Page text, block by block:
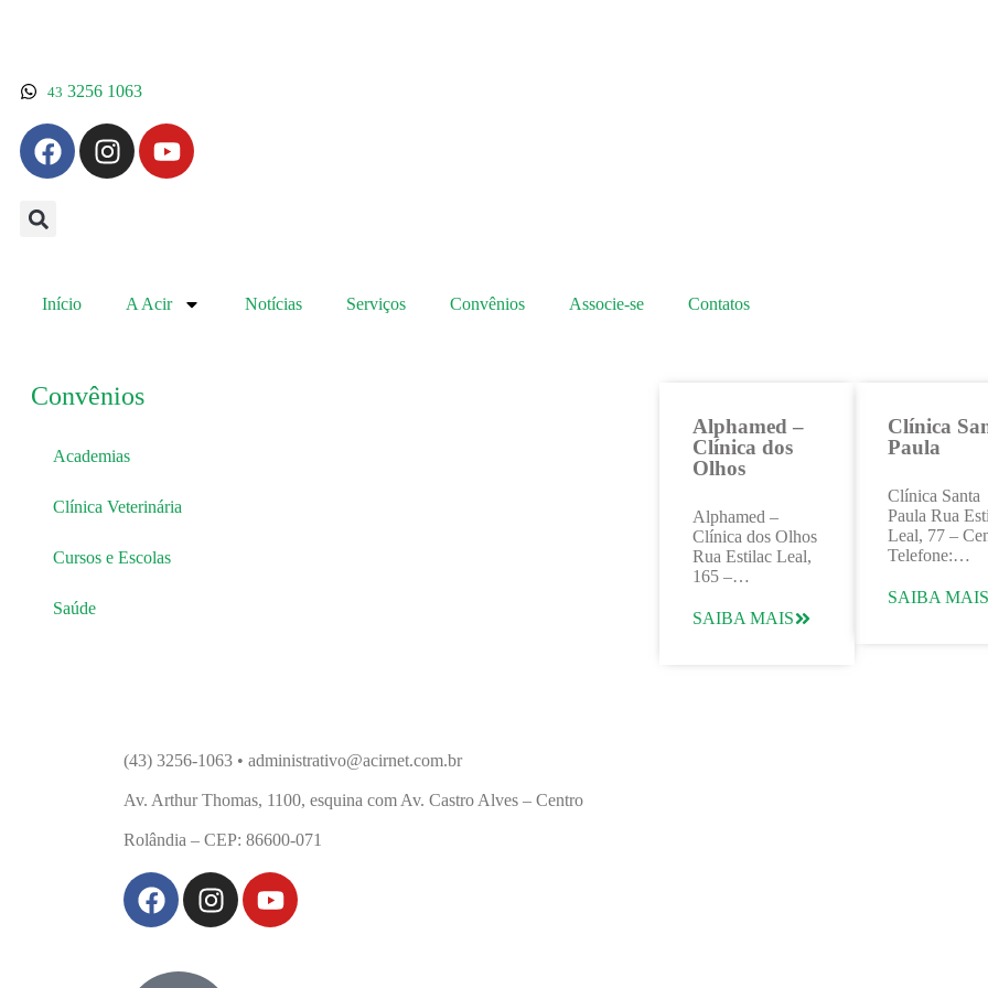
43 3256 1063
Início A Acir Notícias Serviços Convênios Associe-se Contatos
Convênios
Academias
Clínica Veterinária
Cursos e Escolas
Saúde
Alphamed –
Clínica dos
Olhos
Alphamed –
Clínica dos Olhos
Rua Estilac Leal,
165 –…
SAIBA MAIS
Clínica
Paula
Clínica Santa
Paula Rua
Leal, 77 –
Telefone:…
SAIBA MAIS
(43) 3256-1063 • administrativo@acirnet.com.br
Av. Arthur Thomas, 1100, esquina com Av. Castro Alves – Centro
Rolândia – CEP: 86600-071